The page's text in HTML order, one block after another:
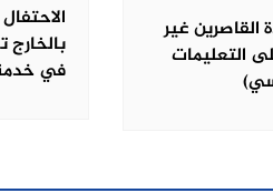
القاصرين غير
التعليمات
بالخارج
في خدمة